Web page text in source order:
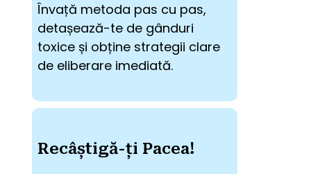
Învață metoda pas cu pas,
detașează-te de gânduri
toxice și obține strategii clare
de eliberare imediată.
Recâștigă-ți Pacea!